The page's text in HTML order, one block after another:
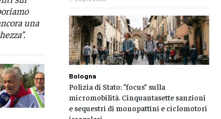
una
Bologna
Polizia di Stato: “focus” sulla
micromobilità. Cinquantasette sanzioni
e sequestri di monopattini e ciclomotori